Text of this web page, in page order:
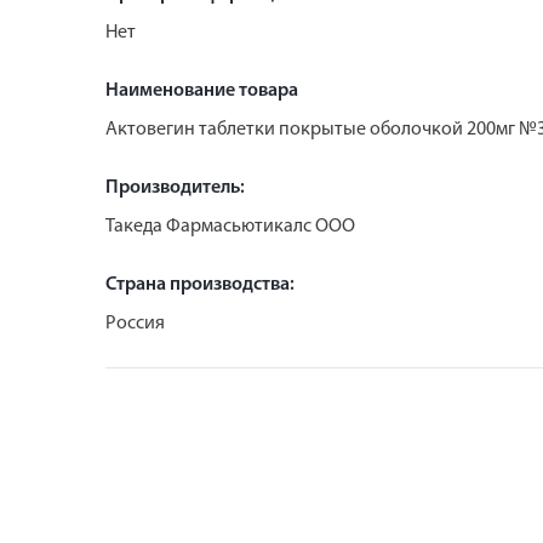
Нет
Наименование товара
Актовегин таблетки покрытые оболочкой 200мг
Производитель:
Такеда Фармасьютикалс ООО
Страна производства:
Россия